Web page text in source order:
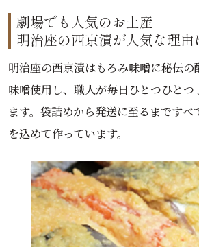
劇場でも人気のお土産
明治座の西京漬が人気な理由
明治座の西京漬はもろみ味噌に秘伝の
味噌使用し、職人が毎日ひとつひとつ
ます。袋詰めから発送に至るまです
を込めて作っています。